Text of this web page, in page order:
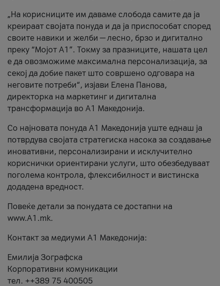
„На корисниците им даваме слобода самите да ја
креираат својата понуда и да ја приспособат според
своите навики и желби — лесно, брзо и дигитално
преку “Мојот А1”. Токму за празниците, нашата цел
е да овозможиме максимална персонализација, за
секој да добие пакет што совршено одговара на
неговите потреби“, изјави Елена Панова,
директорка на маркетинг и дигитална
трансформација во А1 Македонија.
Со најновата понуда А1 Македонија уште еднаш ја
потврдува својата стратегиска насока за создавање
иновативни, персонализирани и исклучително
кориснички ориентирани услуги, што обезбедуваат
поголема контрола, флексибилност и вистинска
додадена вредност.
Повеќе детали за понудата се достапни на
www.А1.mk.
Контакт за медиуми А1 Македонија:
Емилија Зографска
Корпоративни комуникации
тел. ++389 75 400505